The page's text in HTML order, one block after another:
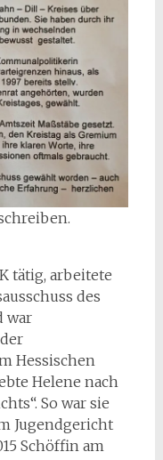
tätig, arbeitete
des
war
Hessischen
Helene nach
So war sie
Jugendgericht
Schöffin am